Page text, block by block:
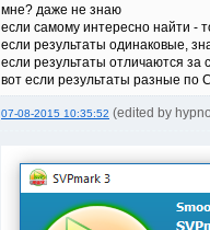
мне? даже не знаю
если самому интересно найти -
если результаты одинаковые,
если результаты отличаются за
вот если результаты разные по
07-08-2015 10:35:52 (edited by